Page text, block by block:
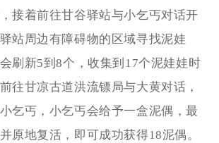
接着前往甘谷驿站与小乞丐对话开
站周边有障碍物的区域寻找泥娃
刷新5到8个，收集到17个泥娃娃时
往甘凉古道洪流镖局与大黄对话，
乞丐，小乞丐会给予一盒泥偶，最
原地复活，即可成功获得18泥偶。